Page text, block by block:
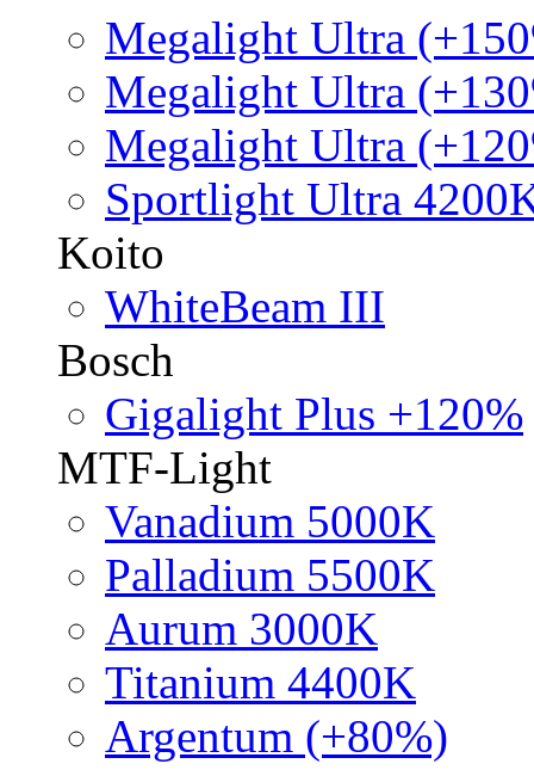
Megalight Ultra
Megalight Ultra
Megalight Ultra
Sportlight Ultra
Koito
WhiteBeam III
Bosch
Gigalight Plus +120%
MTF-Light
Vanadium 5000K
Palladium 5500K
Aurum 3000K
Titanium 4400K
Argentum (+80%)